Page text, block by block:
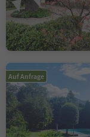
Auf Anfrage